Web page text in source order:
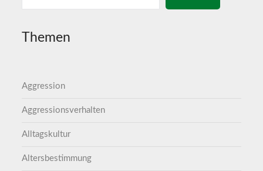
Themen
Aggression
Aggressionsverhalten
Alltagskultur
Altersbestimmung